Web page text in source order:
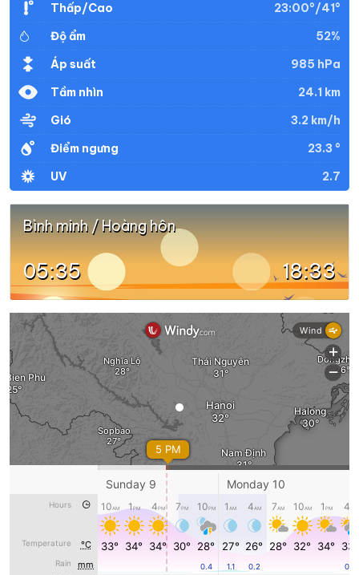
20:00
21:00 30°
22:00 30°/
36°
Thấp/Cao
23:00°/41°
Độ ẩm
52%
Áp suất
985 hPa
Tầm nhìn
24.1 km
Gió
3.2 km/h
Điểm ngưng
23.3 °
UV
2.7
Bình minh / Hoàng hôn
05:35 18:33